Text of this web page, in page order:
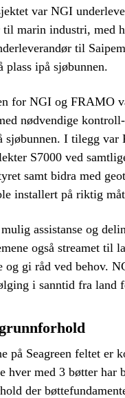
var NGI
til marin industri, med
til
plass ipå sjøbunnen.
for NGI og FRAMO
nødvendige
sjøbunnen. I tilegg
S7000 ved
samt bidra med
installert på riktig
assistanse og
også streamet til
og gi råd ved behov.
i sanntid fra land
på Seagreen feltet er
hver med 3 bøtter
der